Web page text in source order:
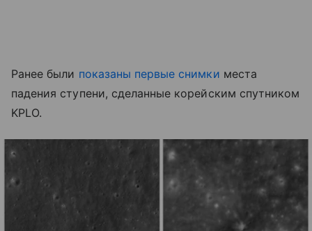
Ранее были показаны первые снимки места
падения ступени, сделанные корейским спутником
KPLO.